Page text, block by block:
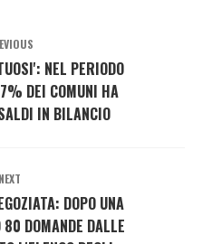
NEL PERIODO
DEI COMUNI HA
IN BILANCIO
NEXT
DOPO UNA
DOMANDE DALLE